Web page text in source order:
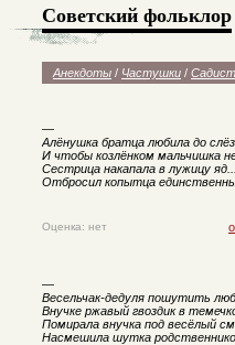
Советский фольклор
Анекдоты / Частушки /
—
Алёнушка братца любила до
И чтобы козлёнком мальчишка
Сестрица накапала в лужицу
Отбросил копытца
Оценка: нет
—
Весельчак-дедуля пошутить
Внучке ржавый гвоздик в
Помирала внучка под весёлый
Насмешила шутка